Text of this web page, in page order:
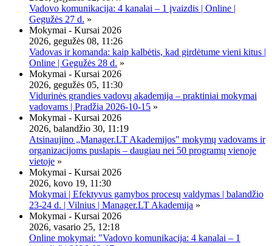
Vadovo komunikacija: 4 kanalai – 1 įvaizdis | Online |
Gegužės 27 d. »
Mokymai - Kursai 2026
2026, gegužės 08, 11:26
Vadovas ir komanda: kaip kalbėtis, kad girdėtume vieni kitus |
Online | Gegužės 28 d. »
Mokymai - Kursai 2026
2026, gegužės 05, 11:30
Vidurinės grandies vadovų akademija – praktiniai mokymai
vadovams | Pradžia 2026-10-15 »
Mokymai - Kursai 2026
2026, balandžio 30, 11:19
Atsinaujino „Manager.LT Akademijos" mokymų vadovams ir
organizacijoms puslapis – daugiau nei 50 programų vienoje
vietoje »
Mokymai - Kursai 2026
2026, kovo 19, 11:30
Mokymai | Efektyvus gamybos procesų valdymas | balandžio
23-24 d. | Vilnius | Manager.LT Akademija »
Mokymai - Kursai 2026
2026, vasario 25, 12:18
Online mokymai: "Vadovo komunikacija: 4 kanalai – 1